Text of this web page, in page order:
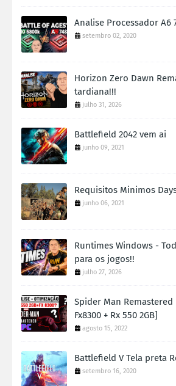
Analise Processador A6
setembro 02, 2020
Horizon Zero Dawn
tardiana!!!
julho 31, 2026
Battlefield 2042 vem ai
junho 09, 2021
Requisitos Minimos
junho 06, 2021
Runtimes Windows -
para os jogos!!
julho 27, 2026
Spider Man Remastered
Fx8300 + Rx 550 2GB]
agosto 15, 2022
Battlefield V Tela preta
setembro 16, 2020